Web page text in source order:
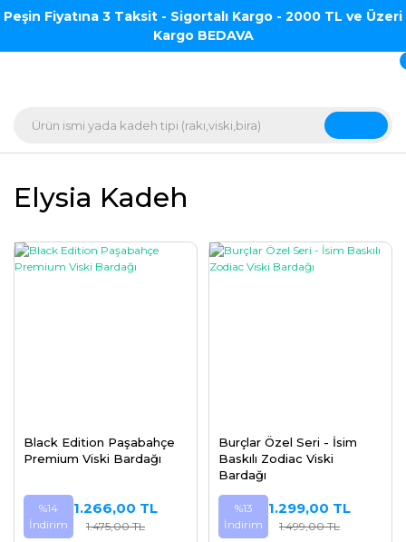
Peşin Fiyatına 3 Taksit - Sigortalı Kargo - 2000 TL ve Üzeri
Kargo BEDAVA
Elysia Kadeh
Black Edition Paşabahçe
Premium Viski Bardağı
%14
İndirim
1.266,00 TL
1.475,00 TL
Burçlar Özel Seri - İsim
Baskılı Zodiac Viski
Bardağı
%13
İndirim
1.299,00 TL
1.499,00 TL